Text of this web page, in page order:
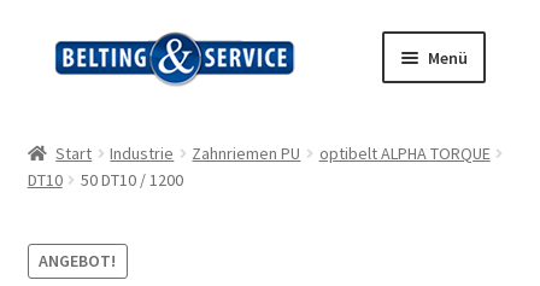
Zur
Navigation
Zum
Inhalt
Menü
AGB
Blog
Start Industrie Zahnriemen PU
optibelt ALPHA TORQUE
DT10
50 DT10 / 1200
ANGEBOT!